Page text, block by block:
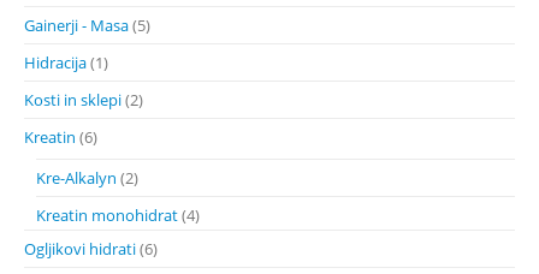
Gainerji - Masa(5)
Hidracija(1)
Kosti in sklepi(2)
Kreatin (6)
Kre-Alkalyn (2)
Kreatin monohidrat(4)
Ogljikovi hidrati(6)